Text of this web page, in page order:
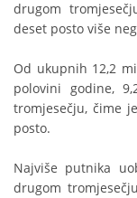
drugom
deset posto više
Od ukupnih 12,2
polovini godine,
tromjesečju, čime
posto.
Najviše putnika
drugom